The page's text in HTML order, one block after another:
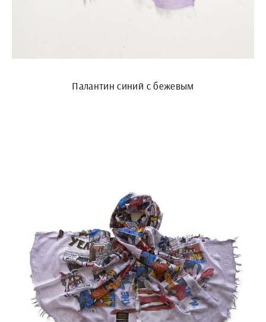
Палантин синий с бежевым